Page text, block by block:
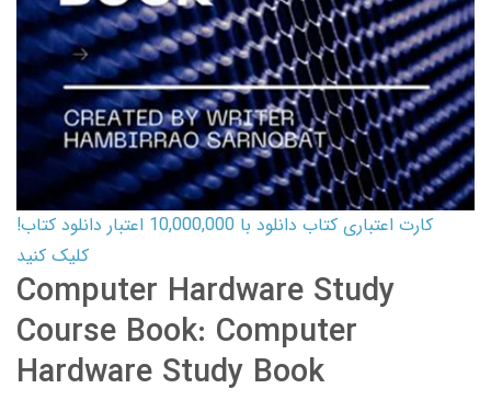
کارت اعتباری کتاب دانلود با 10,000,000 اعتبار دانلود کتاب!
کلیک کنید
Computer Hardware Study
Course Book: Computer
Hardware Study Book